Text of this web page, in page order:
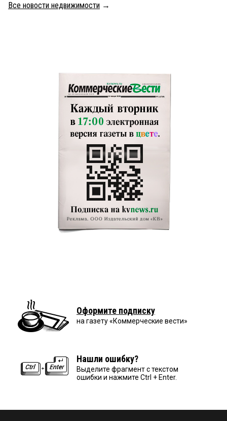
Все новости недвижимости →
Оформите подписку
на газету «Коммерческие вести»
Нашли ошибку?
Выделите фрагмент с текстом
ошибки и нажмите Ctrl + Enter.